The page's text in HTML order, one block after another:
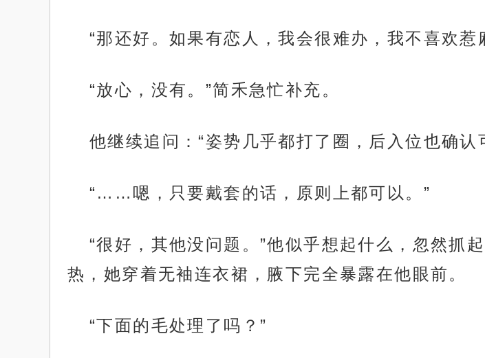
“那还好。如果有恋人，我会很难办，我不喜欢惹
“放心，没有。”简禾急忙补充。
他继续追问：“姿势几乎都打了圈，后入位也确认
“……嗯，只要戴套的话，原则上都可以。”
“很好，其他没问题。”他似乎想起什么，忽然抓
热，她穿着无袖连衣裙，腋下完全暴露在他眼前。
“下面的毛处理了吗？”